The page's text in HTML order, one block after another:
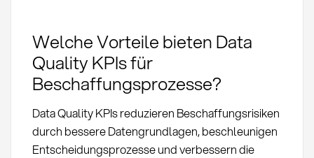
Welche Vorteile bieten Data
Quality KPIs für
Beschaffungsprozesse?
Data Quality KPIs reduzieren Beschaffungsrisiken
durch bessere Datengrundlagen, beschleunigen
Entscheidungsprozesse und verbessern die